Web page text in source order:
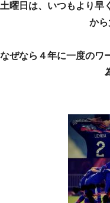
土曜日は、いつもより早
から
なぜなら４年に一度のワ